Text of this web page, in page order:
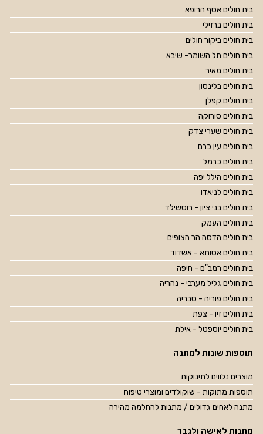
בית חולים אסף הרופא
בית חולים ברזילי
בית חולים ביקור חולים
בית חולים תל השומר- שיבא
בית חולים מאיר
בית חולים בלינסון
בית חולים קפלן
בית חולים סורוקה
בית חולים שערי צדק
בית חולים עין כרם
בית חולים כרמל
בית חולים הילל יפה
בית חולים לניאדו
בית חולים בני ציון - רוטשילד
בית חולים העמק
בית חולים הדסה הר הצופים
בית חולים אסותא - אשדוד
בית חולים רמב"ם - חיפה
בית חולים גליל מערבי - נהריה
בית חולים פוריה - טבריה
בית חולים זיו - צפת
בית חולים יוספטל - אילת
תוספות שונות למתנה
מוצרים נלווים לתינוקות
תוספות מתוקות - שוקולדים ומוצרי טיפוח
מתנה לאחים גדולים / מתנות להחלמה מהירה
מתנות לאישה ולגבר